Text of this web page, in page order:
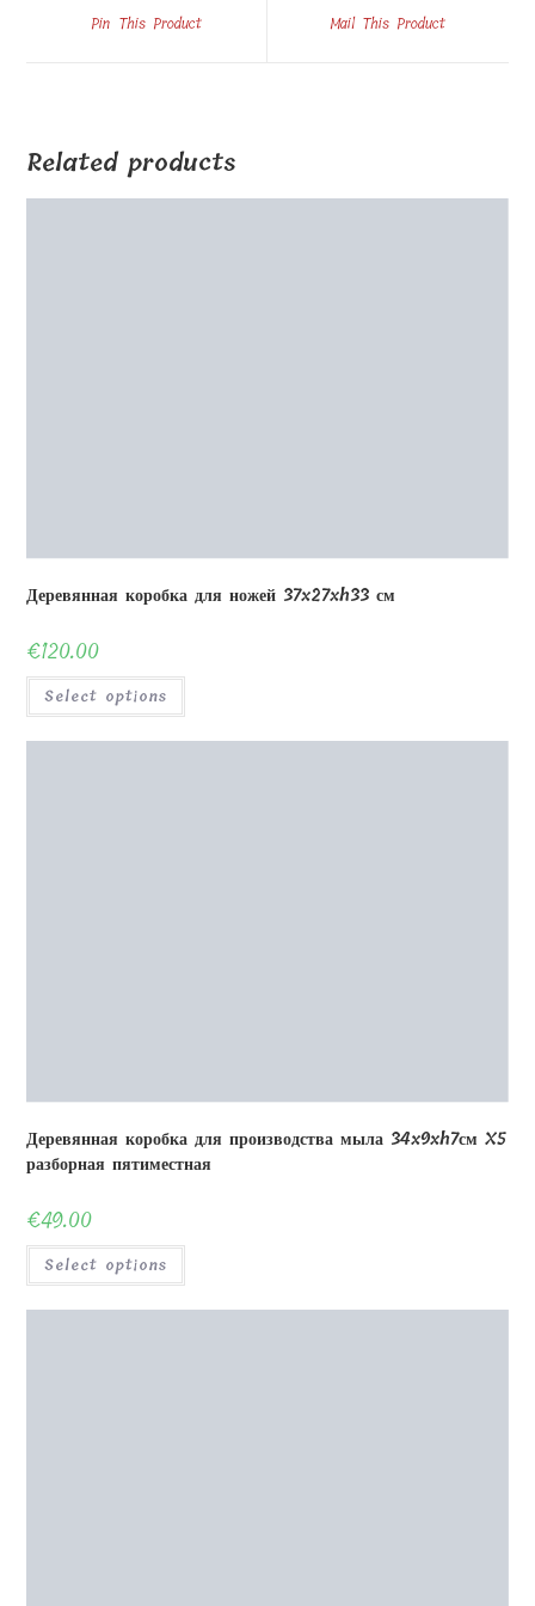
a
new
Pin This Product
a
new
Mail This Product
Related products
Деревянная коробка для ножей 37x27xh33 см
€120.00
Select options
Деревянная коробка для производства мыла 34x9xh7см X5
разборная пятиместная
€49.00
Select options